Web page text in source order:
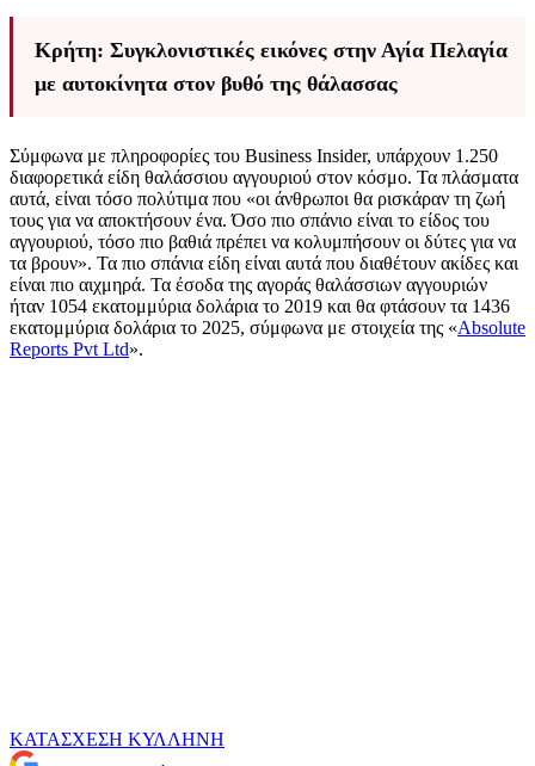
Κρήτη: Συγκλονιστικές εικόνες στην Αγία Πελαγία
με αυτοκίνητα στον βυθό της θάλασσας
Σύμφωνα με πληροφορίες του Business Insider, υπάρχουν 1.250
διαφορετικά είδη θαλάσσιου αγγουριού στον κόσμο. Τα πλάσματα
αυτά, είναι τόσο πολύτιμα που «οι άνθρωποι θα ρισκάραν τη ζωή
τους για να αποκτήσουν ένα. Όσο πιο σπάνιο είναι το είδος του
αγγουριού, τόσο πιο βαθιά πρέπει να κολυμπήσουν οι δύτες για να
τα βρουν». Τα πιο σπάνια είδη είναι αυτά που διαθέτουν ακίδες και
είναι πιο αιχμηρά. Τα έσοδα της αγοράς θαλάσσιων αγγουριών
ήταν 1054 εκατομμύρια δολάρια το 2019 και θα φτάσουν τα 1436
εκατομμύρια δολάρια το 2025, σύμφωνα με στοιχεία της «Absolute
Reports Pvt Ltd».
ΚΑΤΑΣΧΕΣΗ ΚΥΛΛΗΝΗ